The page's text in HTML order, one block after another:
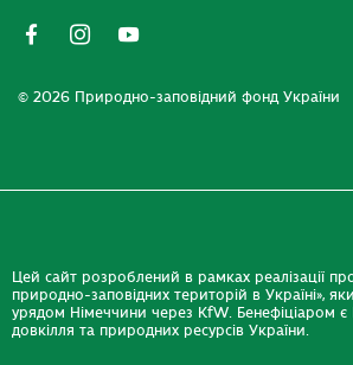
© 2026 Природно-заповідний фонд України
Цей сайт розроблений в рамках реалізації
природно-заповідних територій в Україні»,
урядом Німеччини через KfW. Бенефіціаром є
довкілля та природних ресурсів України.